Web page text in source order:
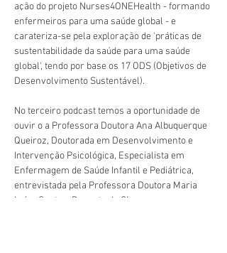
ação do projeto Nurses4ONEHealth - formando
enfermeiros para uma saúde global - e
carateriza-se pela exploração de 'práticas de
sustentabilidade da saúde para uma saúde
global', tendo por base os 17 ODS (Objetivos de
Desenvolvimento Sustentável).
No terceiro podcast temos a oportunidade de
ouvir o a Professora Doutora Ana Albuquerque
Queiroz, Doutorada em Desenvolvimento e
Intervenção Psicológica, Especialista em
Enfermagem de Saúde Infantil e Pediátrica,
entrevistada pela Professora Doutora Maria
Luísa Santos, Docente da Cluny.